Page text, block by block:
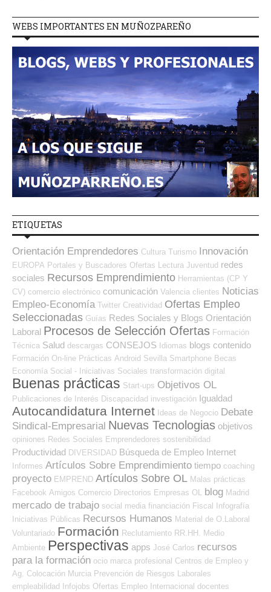
WEBS IMPORTANTES EN MUÑOZPAREÑO
ETIQUETAS
Orientación Emprendedores Cultura Turismo Innovación
EUROPA Portales y Buscadores Ofertas Lectura Juventud redes
sociales Recursos Emprendimiento Herramientas (CP Y
CV) comercio electrónico comunicación Valencia clientes Noticias
Empleo-Economía Twitter Creatividad Ofertas Empleo
Seleccionadas Guías Redes Sociales y Blogs Orientación
Laboral Procesos de Selección Ofertas Formación
Técnica Salud descargas CONSEJOS Idiomas blogs contenido
Formación On-line Prácticas Android Sevilla Smartphone Becas
Economía Social - Iniciativas Sociales transformación digital
Buenas prácticas Start-ups Objetivos OL
Publicaciones de Interés Discapacidad investigación Igualdad
Autocandidatura Internet Ideas de Negocio Debate
Sindical-Empresarial Nuevas Tecnologias objetivos
opiniones Redes Sociales Emprendedores sostenibilidad
Productividad DIVERSIDAD Búsqueda de Empleo Internet
Informes Artículos Sobre Emprendimiento tiempo coaching
proyecto EMPREND Artículos Sobre OL Malas prácticas
Facebook Amigos Comercio Directorios Empresas OL blog Madrid
mercado de trabajo social media financiación Fiscal Infografía
Iniciativas Públicas Recursos Humanos Material de O.Laboral
Voluntariado Formación Reclutamiento RR.HH.
Medio
Ambiente Perspectivas apps José Carlos recursos
para la formación ocio marca profesional Centros de Empleo y
Ag. Colocación Murcia Prevención de Riesgos Laborales
empleabilidad Infojobs Ofertas Empleo Internacional docentes